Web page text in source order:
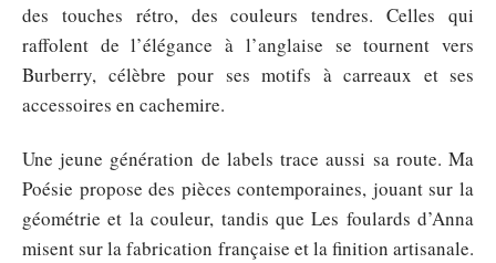
des touches rétro, des couleurs tendres. Celles qui
raffolent de l’élégance à l’anglaise se tournent vers
Burberry, célèbre pour ses motifs à carreaux et ses
accessoires en cachemire.
Une jeune génération de labels trace aussi sa route. Ma
Poésie propose des pièces contemporaines, jouant sur la
géométrie et la couleur, tandis que Les foulards d’Anna
misent sur la fabrication française et la finition artisanale.